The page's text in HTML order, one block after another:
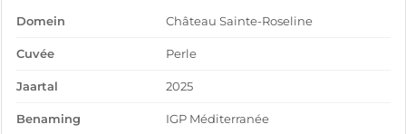
Domein Château Sainte-Roseline
Cuvée Perle
Jaartal 2025
Benaming IGP Méditerranée